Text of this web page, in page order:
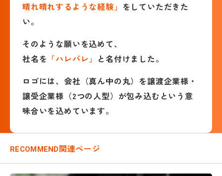
晴れ晴れするような経験」 をしていただきた
い。
そのような願いを込めて、
社名を 「ハレバレ」 と名付けました。
ロゴには、会社（真ん中の丸）を譲渡企業様・
譲受企業様（2つの人型）が包み込むという意
味合いを込めています。
RECOMMEND関連ページ